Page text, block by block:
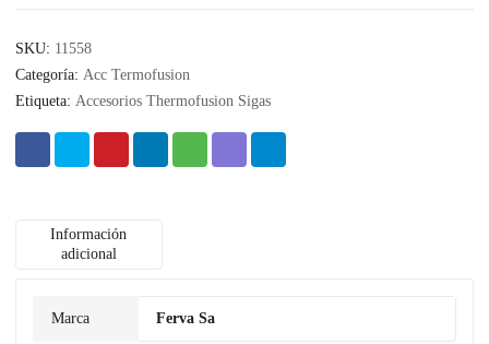
SKU: 11558
Categoría: Acc Termofusion
Etiqueta: Accesorios Thermofusion Sigas
Información
adicional
Marca Ferva Sa